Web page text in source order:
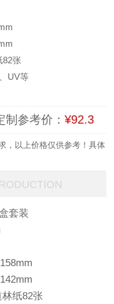
82张
UV等
制参考价：¥92.3
，以上价格仅供参考！具体
套装
林纸82张